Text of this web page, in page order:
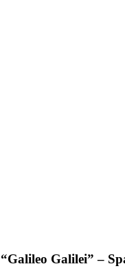
Galilei” –